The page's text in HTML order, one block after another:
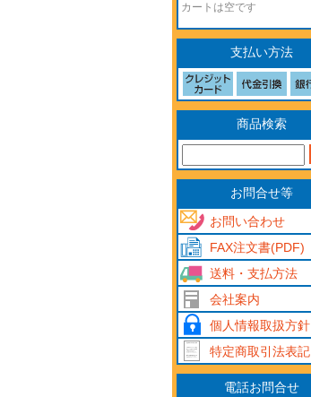
カートは空です
支払い方法
商品検索
お問合せ等
お問い合わせ
FAX注文書(PDF)
送料・支払方法
会社案内
個人情報取扱方針
特定商取引法表記
電話お問合せ